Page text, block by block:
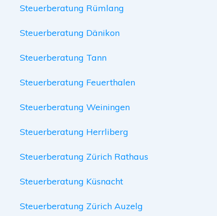
Steuerberatung Rümlang
Steuerberatung Dänikon
Steuerberatung Tann
Steuerberatung Feuerthalen
Steuerberatung Weiningen
Steuerberatung Herrliberg
Steuerberatung Zürich Rathaus
Steuerberatung Küsnacht
Steuerberatung Zürich Auzelg